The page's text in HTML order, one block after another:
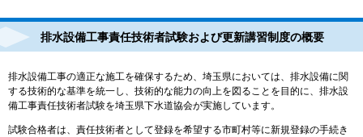
排水設備工事責任技術者試験および更新講習制度の概要
排水設備工事の適正な施工を確保するため、埼玉県においては、排水設備に関
する技術的な基準を統一し、技術的な能力の向上を図ることを目的に、排水設
備工事責任技術者試験を埼玉県下水道協会が実施しています。
試験合格者は、責任技術者として登録を希望する市町村等に新規登録の手続き